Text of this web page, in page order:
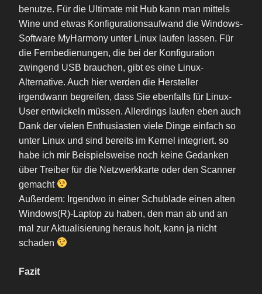
benutze. Für die Ultimate mit Hub kann man mittels
Wine und etwas Konfigurationsaufwand die Windows-
Software MyHarmony unter Linux laufen lassen. Für
die Fernbedienungen, die bei der Konfiguration
zwingend USB brauchen, gibt es eine Linux-
Alternative. Auch hier werden die Hersteller
irgendwann begreifen, dass Sie ebenfalls für Linux-
User entwickeln müssen. Allerdings laufen eben auch
Dank der vielen Enthusiasten viele Dinge einfach so
unter Linux und sind bereits im Kernel integriert. so
habe ich mir Beispielsweise noch keine Gedanken
über Treiber für die Netzwerkkarte oder den Scanner
gemacht
Außerdem: Irgendwo in einer Schublade einen alten
Windows(R)-Laptop zu haben, den man ab und an
mal zur Aktualisierung heraus holt, kann ja nicht
schaden
Fazit